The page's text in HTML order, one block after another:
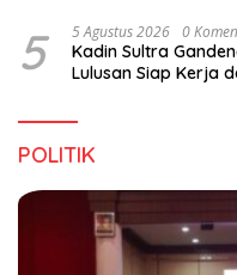
5 5 Agustus 2026 0
Kadin Sultra
Lulusan Siap Kerja
POLITIK